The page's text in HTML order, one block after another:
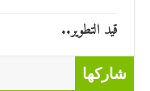
قيد التطوير..
شاركها